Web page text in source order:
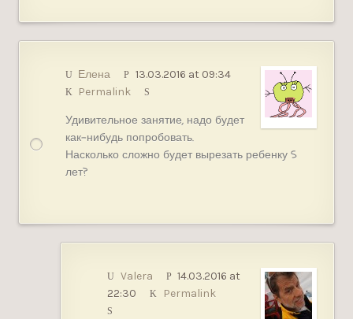
Елена
13.03.2016 at 09:34
Permalink
Удивительное занятие, надо будет
как-нибудь попробовать.
Насколько сложно будет вырезать ребенку 5
лет?
Valera
14.03.2016 at
22:30
Permalink